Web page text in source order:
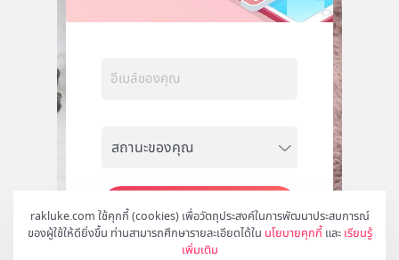
rakluke.com ใช้คุกกี้ (cookies) เพื่อวัตถุประสงค์ในการพัฒนาประสบการณ์
ของผู้ใช้ให้ดียิ่งขึ้น ท่านสามารถศึกษารายละเอียดได้ใน นโยบายคุกกี้ และ เรียนรู้
เพิ่มเติม
สมัคร